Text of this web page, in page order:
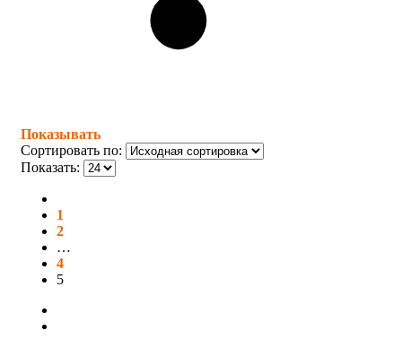
Показывать
Сортировать по:
Показать:
1
2
…
4
5